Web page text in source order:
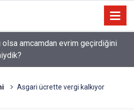
olsa amcamdan evrim geçirdiğini
12 Ağustos'ta: Türkiye'den
Asgari ücrette vergi kalkıyor